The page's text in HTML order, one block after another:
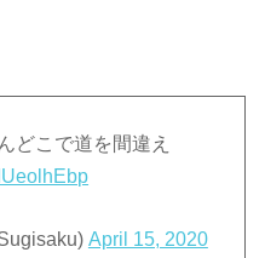
どこで道を間違え
April 15, 2020